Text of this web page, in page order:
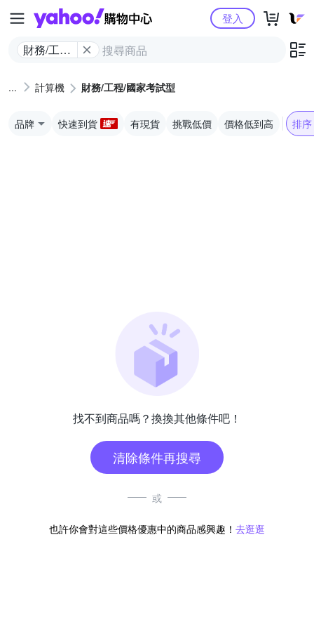
Yahoo購物中心
財務/工程/
型
登入
計算機 財務/工程/國家考試型
品牌 快速到貨 有現貨 挑戰低價 價格低到高 排序
找不到商品嗎？換換其他條件吧！
清除條件再搜尋
或
也許你會對這些價格優惠中的商品感興趣！ 去逛逛